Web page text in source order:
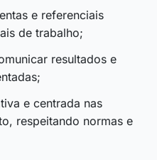
e referenciais
de trabalho;
resultados e
e centrada nas
respeitando normas e